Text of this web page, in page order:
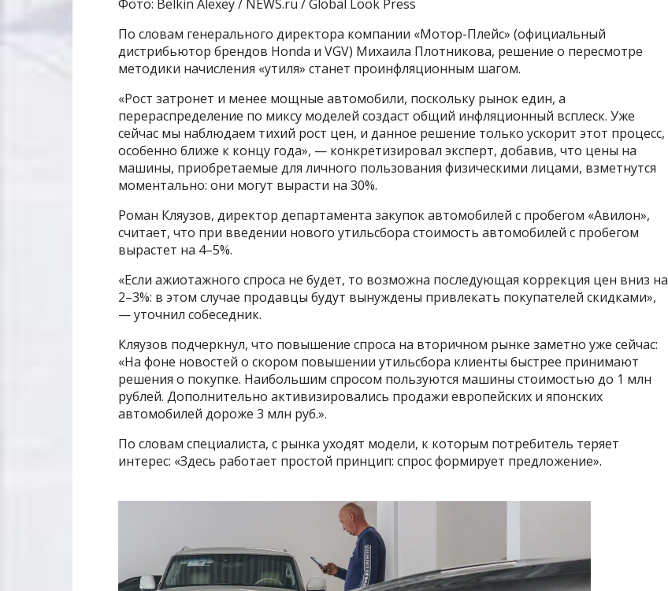
Фото: Belkin Alexey / NEWS.ru / Global Look Press
По словам генерального директора компании «Мотор-Плейс» (официальный
дистрибьютор брендов Honda и VGV) Михаила Плотникова, решение о пересмотре
методики начисления «утиля» станет проинфляционным шагом.
«Рост затронет и менее мощные автомобили, поскольку рынок един, а
перераспределение по миксу моделей создаст общий инфляционный всплеск. Уже
сейчас мы наблюдаем тихий рост цен, и данное решение только ускорит этот процесс,
особенно ближе к концу года», — конкретизировал эксперт, добавив, что цены на
машины, приобретаемые для личного пользования физическими лицами, взметнутся
моментально: они могут вырасти на 30%.
Роман Кляузов, директор департамента закупок автомобилей с пробегом «Авилон»,
считает, что при введении нового утильсбора стоимость автомобилей с пробегом
вырастет на 4–5%.
«Если ажиотажного спроса не будет, то возможна последующая коррекция цен вниз на
2–3%: в этом случае продавцы будут вынуждены привлекать покупателей скидками»,
— уточнил собеседник.
Кляузов подчеркнул, что повышение спроса на вторичном рынке заметно уже сейчас:
«На фоне новостей о скором повышении утильсбора клиенты быстрее принимают
решения о покупке. Наибольшим спросом пользуются машины стоимостью до 1 млн
рублей. Дополнительно активизировались продажи европейских и японских
автомобилей дороже 3 млн руб.».
По словам специалиста, с рынка уходят модели, к которым потребитель теряет
интерес: «Здесь работает простой принцип: спрос формирует предложение».